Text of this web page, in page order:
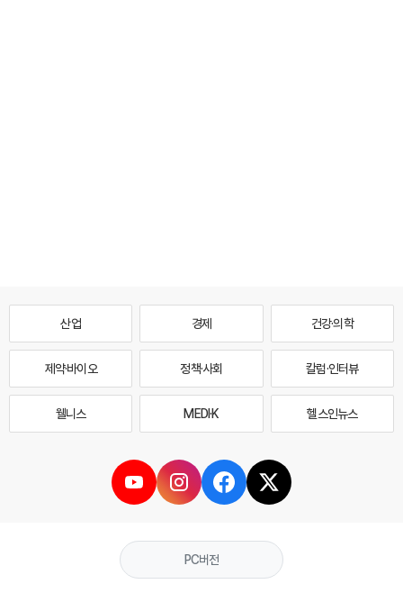
산업 경제 건강·의학
제약·바이오 정책·사회 칼럼·인터뷰
웰니스 MEDI·K 헬스인뉴스
PC버전